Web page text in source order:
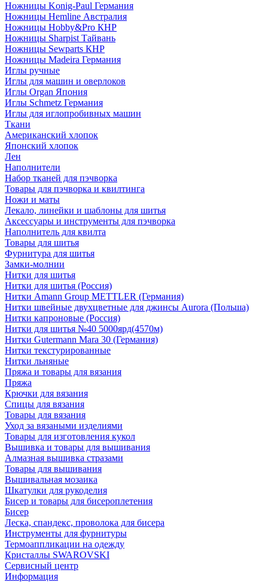
Ножницы Konig-Paul Германия
Ножницы Hemline Австралия
Ножницы Hobby&Pro КНР
Ножницы Sharpist Тайвань
Ножницы Sewparts КНР
Ножницы Madeira Германия
Иглы ручные
Иглы для машин и оверлоков
Иглы Organ Япония
Иглы Schmetz Германия
Иглы для иглопробивных машин
Ткани
Американский хлопок
Японский хлопок
Лен
Наполнители
Набор тканей для пэчворка
Товары для пэчворка и квилтинга
Ножи и маты
Лекало, линейки и шаблоны для шитья
Аксессуары и инструменты для пэчворка
Наполнитель для квилта
Товары для шитья
Фурнитура для шитья
Замки-молнии
Нитки для шитья
Нитки для шитья (Россия)
Нитки Amann Group METTLER (Германия)
Нитки швейные двухцветные для джинсы Aurora (Польша)
Нитки капроновые (Россия)
Нитки для шитья №40 5000ярд(4570м)
Нитки Gutermann Mara 30 (Германия)
Нитки текстурированные
Нитки льняные
Пряжа и товары для вязания
Пряжа
Крючки для вязания
Спицы для вязания
Товары для вязания
Уход за вязаными изделиями
Товары для изготовления кукол
Вышивка и товары для вышивания
Алмазная вышивка стразами
Товары для вышивания
Вышивальная мозаика
Шкатулки для рукоделия
Бисер и товары для бисероплетения
Бисер
Леска, спандекс, проволока для бисера
Инструменты для фурнитуры
Термоаппликации на одежду
Кристаллы SWAROVSKI
Сервисный центр
Информация